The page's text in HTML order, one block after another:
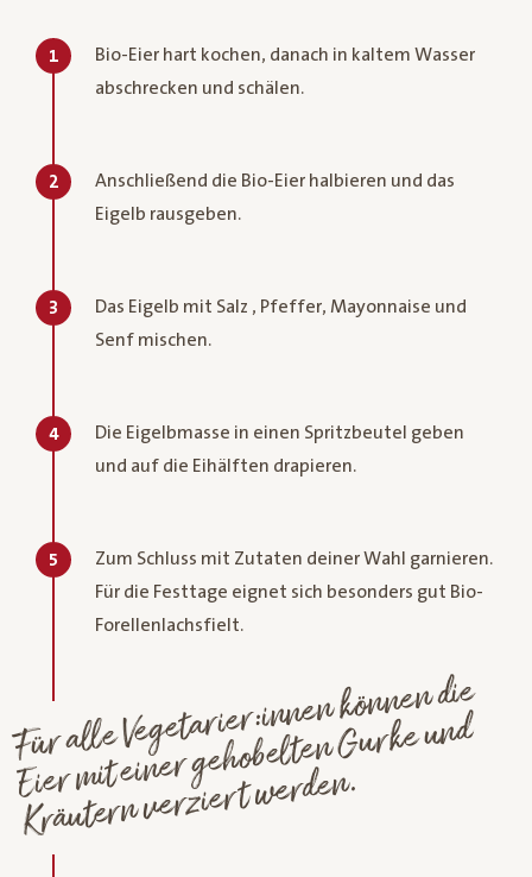
1
Bio-Eier hart kochen, danach in kaltem Wasser
abschrecken und schälen.
2
Anschließend die Bio-Eier halbieren und das
Eigelb rausgeben.
3
Das Eigelb mit Salz , Pfeffer, Mayonnaise und
Senf mischen.
4
Die Eigelbmasse in einen Spritzbeutel geben
und auf die Eihälften drapieren.
5
Zum Schluss mit Zutaten deiner Wahl garnieren.
Für die Festtage eignet sich besonders gut Bio-
Forellenlachsfielt.
Für alle Vegetarier:innen können die
Eier
mit einer gehobelten
Gurke und
Kräutern verziert
werden.